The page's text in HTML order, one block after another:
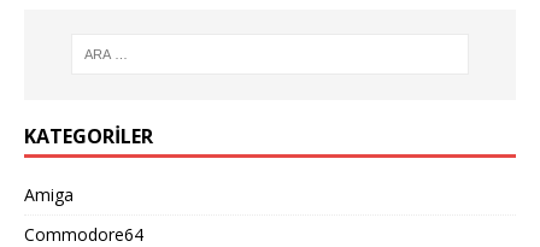
KATEGORILER
Amiga
Commodore64